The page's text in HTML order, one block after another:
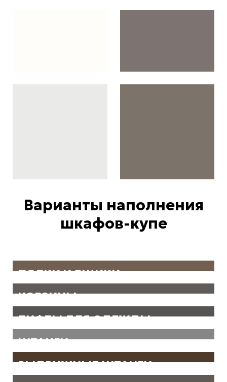
Варианты наполнения
шкафов-купе
ПОЛКИ И ЯЩИКИ
КОРЗИНЫ
ЛИФТЫ ДЛЯ ОДЕЖДЫ
ШТАНГИ
ВЫДВИЖНЫЕ ШТАНГИ